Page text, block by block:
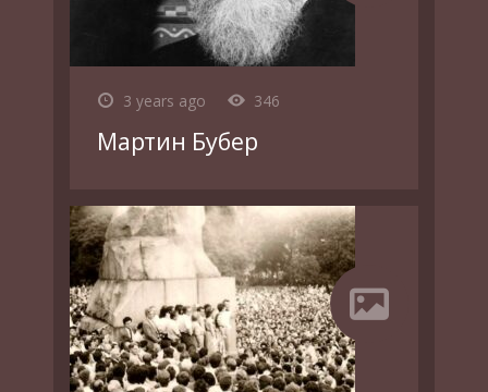
3 years ago 346
Мартин Бубер